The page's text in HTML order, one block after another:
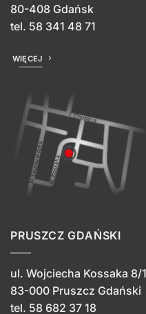
80-408 Gdańsk
tel. 58 341 48 71
WIĘCEJ
PRUSZCZ GDAŃSKI
ul. Wojciecha Kossaka 8/1
83-000 Pruszcz Gdański
tel. 58 682 37 18